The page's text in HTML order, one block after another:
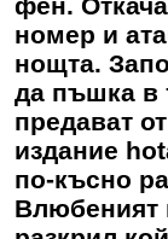
фен.
номер и
нощта.
да пъшка в
предават
издание
по-късно
Влюбеният